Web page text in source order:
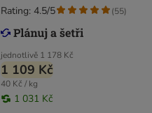
jednotlivě 1 178 Kč
1 109 Kč
40 Kč / kg
1 031 Kč
Rating: 4.5/5 (55)